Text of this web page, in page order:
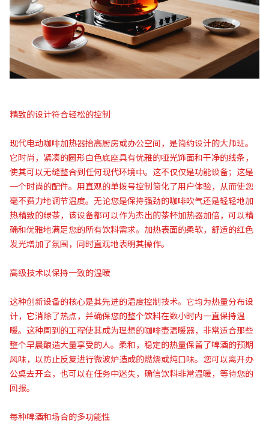
精致的设计符合轻松的控制
现代电动咖啡加热器抬高厨房或办公空间，是简约设计的大师班。
它时尚，紧凑的圆形白色底座具有优雅的哑光饰面和干净的线条，
使其可以无缝整合到任何现代环境中。这不仅仅是功能设备；这是
一个时尚的配件。用直观的单拨号控制简化了用户体验，从而使您
毫不费力地调节温度。无论您是保持强劲的咖啡吹气还是轻轻地加
热精致的绿茶，该设备都可以作为杰出的茶杯加热器加倍，可以精
确和优雅地满足您的所有饮料需求。加热表面的柔软，舒适的红色
发光增加了氛围，同时直观地表明其操作。
高级技术以保持一致的温暖
这种创新设备的核心是其先进的温度控制技术。它均为热量分布设
计，它消除了热点，并确保您的整个饮料在数小时内一直保持温
暖。这种周到的工程使其成为理想的咖啡壶温暖器，非常适合那些
整个早晨酿造大量享受的人。柔和，稳定的热量保留了啤酒的预期
风味，以防止反复进行微波炉造成的燃烧或炖口味。您可以离开办
公桌去开会，也可以在任务中迷失，确信饮料非常温暖，等待您的
回报。
每种啤酒和场合的多功能性